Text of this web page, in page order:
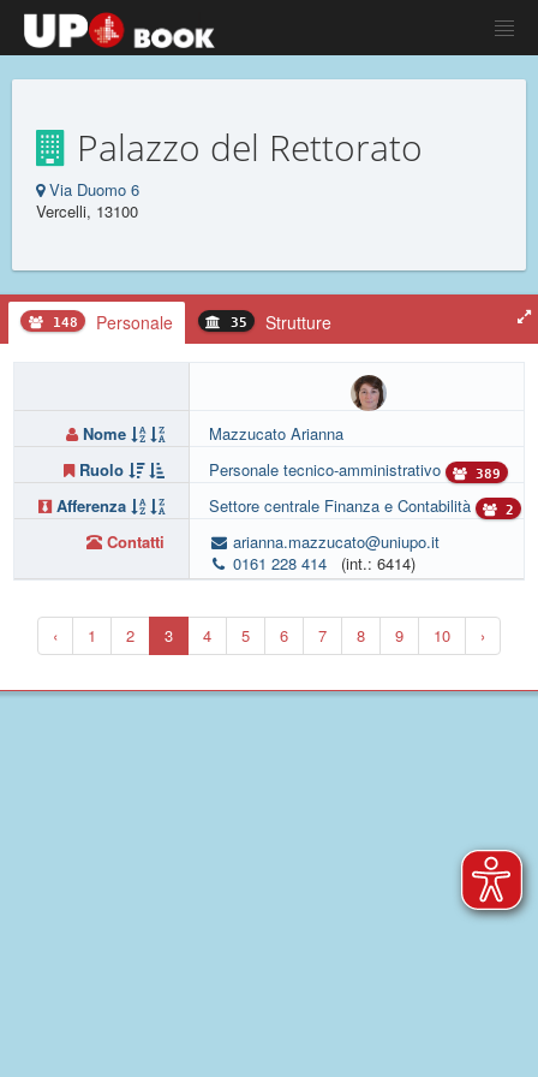
Palazzo del Rettorato
Via Duomo 6
Vercelli, 13100
148 Personale 35 Strutture
Nome
Ruolo
Afferenza
Contatti
Mazzucato Arianna
Personale tecnico-amministrativo
389
Settore centrale Finanza e Contabilità 2
arianna.mazzucato@uniupo.it
0161 228 414
(int.: 6414)
‹ 1 2 3 4 5 6 7 8 9 10 ›